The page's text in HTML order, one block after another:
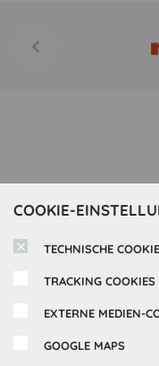
COOKIE-
TECHNISCHE
TRACKING COOKIES
EXTERNE MEDIEN-
GOOGLE MAPS